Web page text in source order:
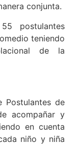
conjunta.
postulantes
teniendo
de la
Postulantes de
acompañar y
en cuenta
niño y niña